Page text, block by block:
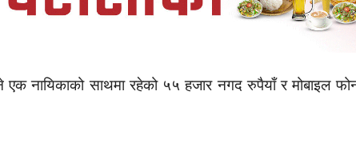
नायिकाको साथमा रहेको ५५ हजार नगद रुपैयाँ र मोबाइल